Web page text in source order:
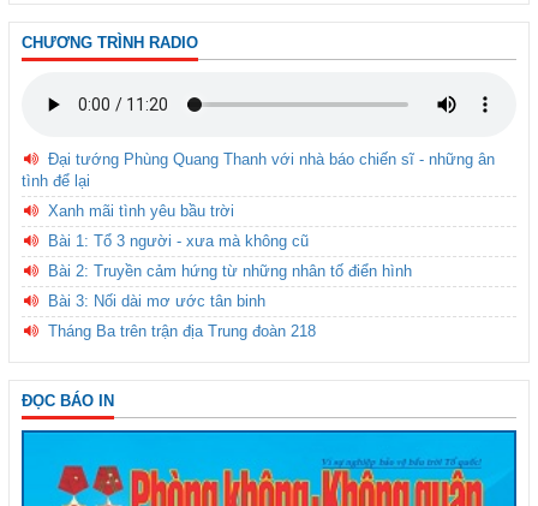
CHƯƠNG TRÌNH RADIO
Đại tướng Phùng Quang Thanh với nhà báo chiến sĩ - những ân
tình để lại
Xanh mãi tình yêu bầu trời
Bài 1: Tổ 3 người - xưa mà không cũ
Bài 2: Truyền cảm hứng từ những nhân tố điển hình
Bài 3: Nối dài mơ ước tân binh
Tháng Ba trên trận địa Trung đoàn 218
ĐỌC BÁO IN